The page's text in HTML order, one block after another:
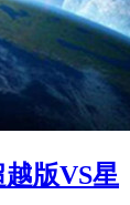
版VS星